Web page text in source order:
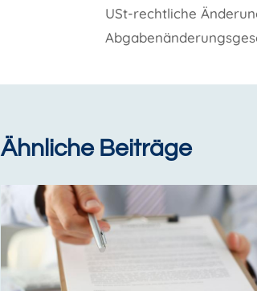
USt-rechtliche
Ähnliche Beiträge